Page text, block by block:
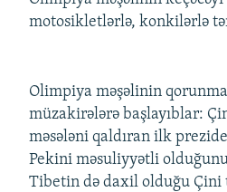
motosikletlərlə, konkilərlə
Olimpiya məşəlinin
müzakirələrə başlayıblar:
məsələni qaldıran ilk
Pekini məsuliyyətli olduğunu
Tibetin də daxil olduğu Çini